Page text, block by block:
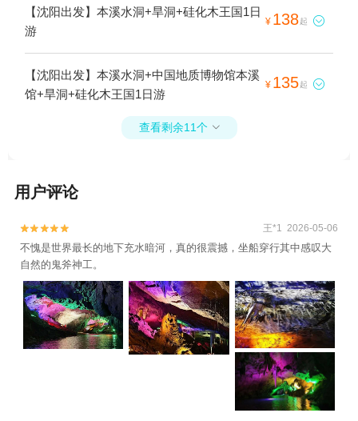
【沈阳出发】本溪水洞+旱洞+硅化木王国1日
游
¥ 138起 
【沈阳出发】本溪水洞+中国地质博物馆本溪
馆+旱洞+硅化木王国1日游
¥ 135起 
查看剩余11个 
用户评论

 王*1 2026-05-06
不愧是世界最长的地下充水暗河，真的很震撼，坐船穿行其中感叹大
自然的鬼斧神工。